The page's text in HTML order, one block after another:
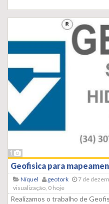
1
Geofisica para
Níquel geotork 7 de
visualização, 0 hoje
Realizamos o trabalho de